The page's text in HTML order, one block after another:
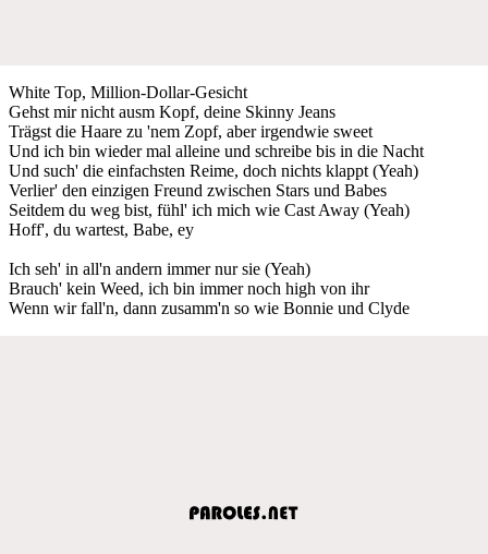
White Top, Million-Dollar-Gesicht
Gehst mir nicht ausm Kopf, deine Skinny Jeans
Trägst die Haare zu 'nem Zopf, aber irgendwie sweet
Und ich bin wieder mal alleine und schreibe bis in die Nacht
Und such' die einfachsten Reime, doch nichts klappt (Yeah)
Verlier' den einzigen Freund zwischen Stars und Babes
Seitdem du weg bist, fühl' ich mich wie Cast Away (Yeah)
Hoff', du wartest, Babe, ey
Ich seh' in all'n andern immer nur sie (Yeah)
Brauch' kein Weed, ich bin immer noch high von ihr
Wenn wir fall'n, dann zusamm'n so wie Bonnie und Clyde